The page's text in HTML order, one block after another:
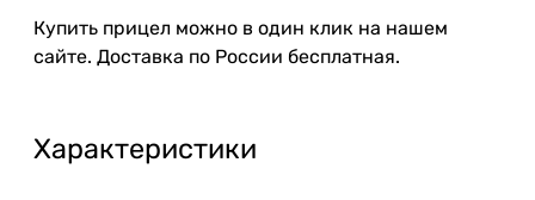
Купить прицел можно в один клик на нашем
сайте. Доставка по России бесплатная.
Характеристики